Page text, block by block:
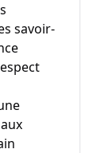
savoir-